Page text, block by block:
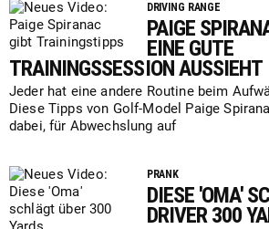
DRIVING RANGE
PAIGE
EINE GUTE
TRAININGSSESSION AUSSIEHT
Jeder hat eine andere Routine beim
Diese Tipps von Golf-Model Paige
dabei, für Abwechslung auf
PRANK
DIESE 'OMA'
DRIVER 300